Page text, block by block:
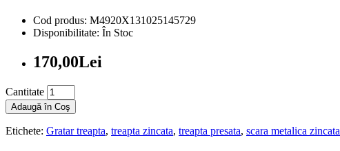
Cod produs: M4920X131025145729
Disponibilitate: În Stoc
170,00Lei
Cantitate
Adaugă în Coş
Etichete: Gratar treapta, treapta zincata, treapta presata, scara metalica zincata